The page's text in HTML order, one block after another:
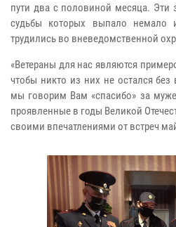
пути два с половиной месяца.
судьбы которых выпало немало
трудились во вневедомственной
«Ветераны для нас являются
чтобы никто из них не остался
мы говорим Вам «спасибо» за
проявленные в годы Великой
своими впечатлениями от встреч